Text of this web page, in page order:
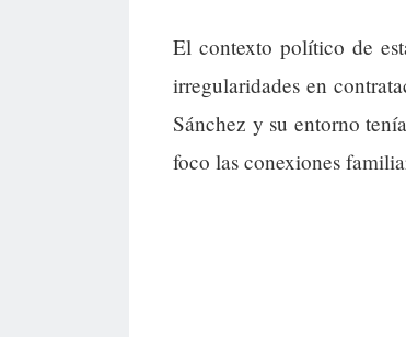
El contexto político de
irregularidades en
Sánchez y su entorno
foco las conexiones